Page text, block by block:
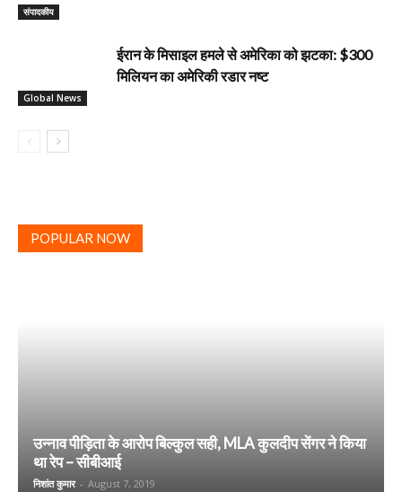
‎संपादकीय
Global News
ईरान के मिसाइल हमले से अमेरिका को झटका: $300
मिलियन का अमेरिकी रडार नष्ट
POPULAR NOW
उन्नाव पीड़िता के आरोप बिल्कुल सही, MLA कुलदीप सेंगर ने किया
था रेप – सीबीआई
निशांत कुमार - August 7, 2019